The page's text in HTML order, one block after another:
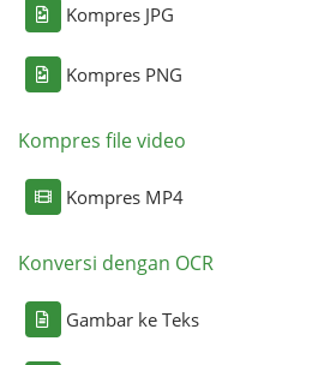
Kompres JPG
Kompres PNG
Kompres file video
Kompres MP4
Konversi dengan OCR
Gambar ke Teks